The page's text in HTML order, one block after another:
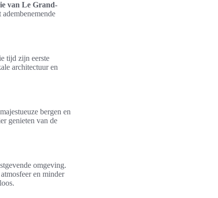
van Le Grand-
tijd zijn eerste
architectuur en
bergen en
genieten van de
omgeving.
en minder